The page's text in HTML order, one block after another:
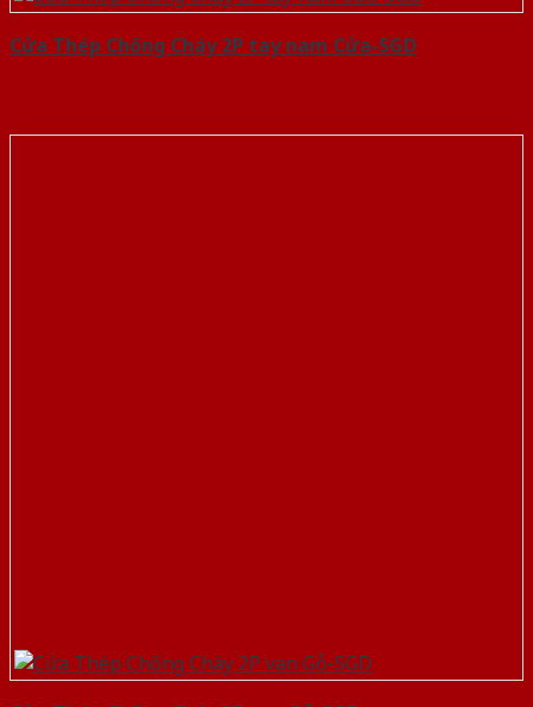
Cửa Thép Chống Cháy 2P tay nam Cửa-SGD